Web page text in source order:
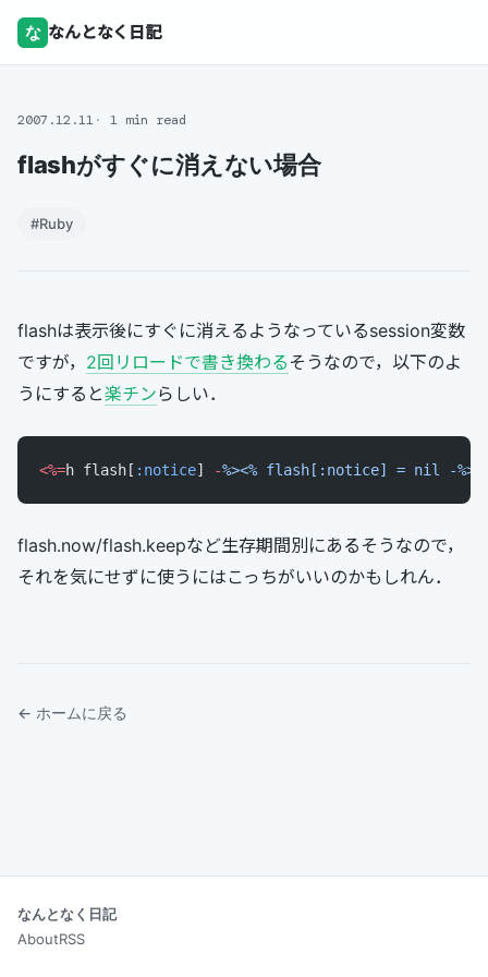
な なんとなく日記
2007.12.11 1 min read
flashがすぐに消えない場合
#Ruby
flashは表示後にすぐに消えるようなっているsession変数
ですが， 2回リロードで書き換わる そうなので，以下のよ
うにすると楽チンらしい．
<%=h flash[ :notice] -%><% flash[:notice] = nil -%>
flash.now/flash.keepなど生存期間別にあるそうなので，
それを気にせずに使うにはこっちがいいのかもしれん．
← ホームに戻る
なんとなく日記
AboutRSS